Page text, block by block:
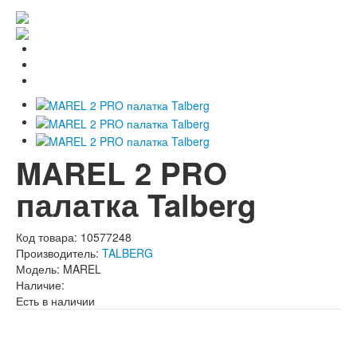
MAREL 2 PRO
палатка Talberg
Код товара: 10577248
Производитель: TALBERG
Модель: MAREL
Наличие:
Есть в наличии